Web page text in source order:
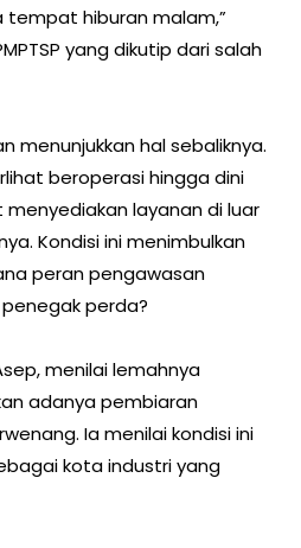
tempat hiburan malam,”
yang dikutip dari salah
menunjukkan hal sebaliknya.
beroperasi hingga dini
layanan di luar
Kondisi ini menimbulkan
peran pengawasan
perda?
menilai lemahnya
adanya pembiaran
Ia menilai kondisi ini
kota industri yang